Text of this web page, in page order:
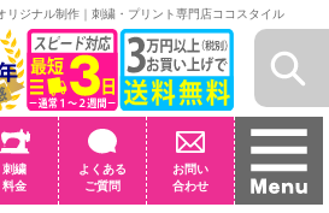
ジナル制作｜刺繍・プリント専門店ココスタイル
刺繍
料金
よくある
ご質問
お問い
合わせ